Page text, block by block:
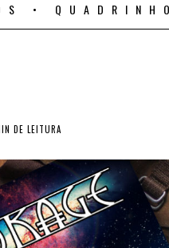
•
DE LEITURA